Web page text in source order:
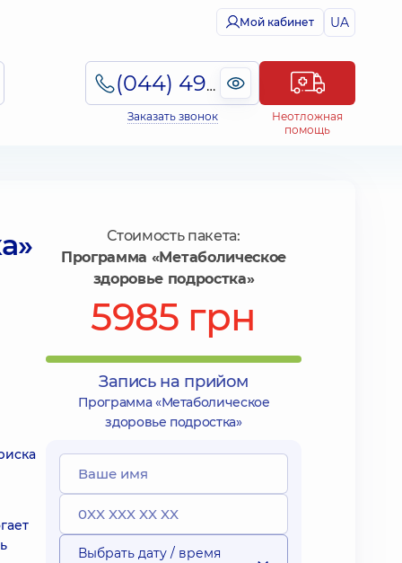
Мой кабинет UA
(044) 495-2-888
Заказать звонок
Неотложная
помощь
Стоимость пакета:
Программа «Метаболическое
здоровье подростка»
5985 грн
Запись на прийом
Программа «Метаболическое
здоровье подростка»
Выбрать дату / время